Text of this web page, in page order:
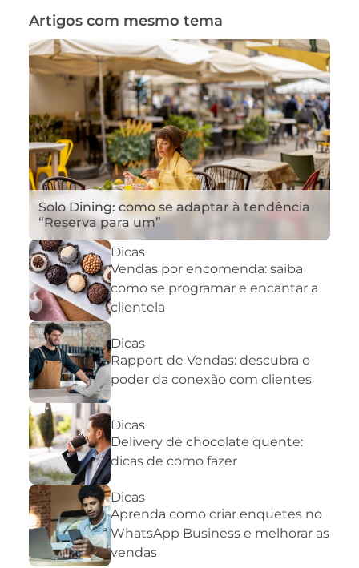
Artigos com mesmo tema
Solo Dining: como se adaptar à tendência
“Reserva para um”
Dicas
Vendas por encomenda: saiba
como se programar e encantar a
clientela
Dicas
Rapport de Vendas: descubra o
poder da conexão com clientes
Dicas
Delivery de chocolate quente:
dicas de como fazer
Dicas
Aprenda como criar enquetes no
WhatsApp Business e melhorar as
vendas